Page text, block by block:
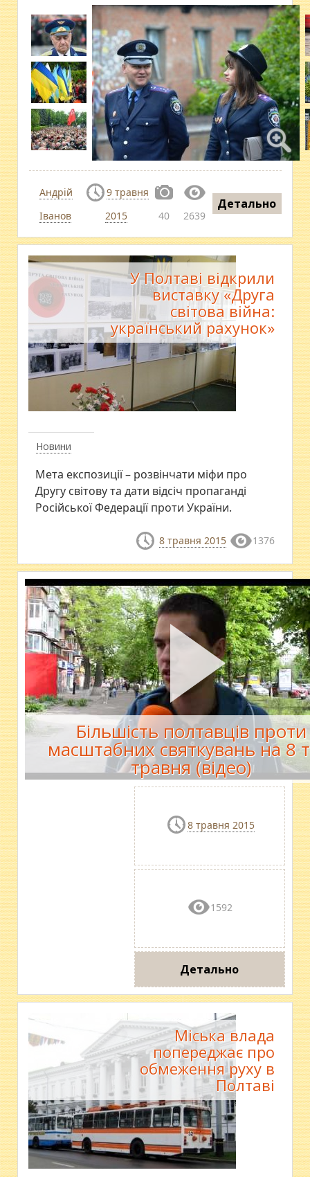
Андрій
Іванов
9 травня
2015
40 2639
Детально
Новини
У Полтаві відкрили
виставку «Друга
світова війна:
український рахунок»
Мета експозиції – розвінчати міфи про
Другу світову та дати відсіч пропаганді
Російської Федерації проти України.
8 травня 2015 1376
Більшість полтавців проти
масштабних святкувань на 8
травня (відео)
8 травня 2015
1592
Детально
Міська влада
попереджає про
обмеження руху в
Полтаві